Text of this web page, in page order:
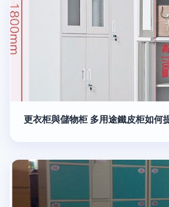
更衣柜與儲物柜 多用途鐵皮柜如何